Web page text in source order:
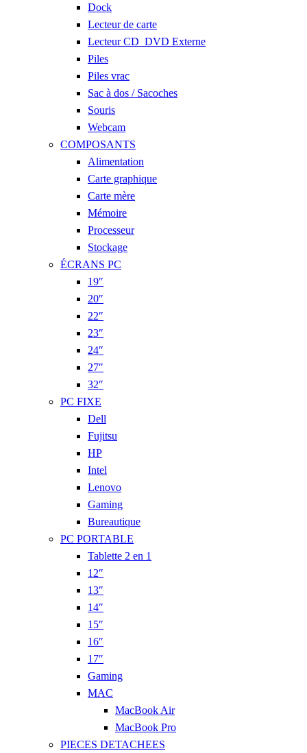
Dock
Lecteur de carte
Lecteur CD_DVD Externe
Piles
Piles vrac
Sac à dos / Sacoches
Souris
Webcam
COMPOSANTS
Alimentation
Carte graphique
Carte mère
Mémoire
Processeur
Stockage
ÉCRANS PC
19″
20″
22″
23″
24″
27″
32″
PC FIXE
Dell
Fujitsu
HP
Intel
Lenovo
Gaming
Bureautique
PC PORTABLE
Tablette 2 en 1
12″
13″
14″
15″
16″
17″
Gaming
MAC
MacBook Air
MacBook Pro
PIECES DETACHEES